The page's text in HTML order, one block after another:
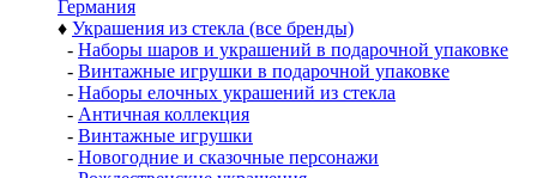
Германия
♦ Украшения из стекла (все бренды)
- Наборы шаров и украшений в подарочной упаковке
- Винтажные игрушки в подарочной упаковке
- Наборы елочных украшений из стекла
- Античная коллекция
- Винтажные игрушки
- Новогодние и сказочные персонажи